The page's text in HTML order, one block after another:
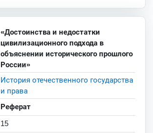
«Достоинства и недостатки
цивилизационного подхода в
объяснении исторического прошлого
России»
История отечественного государства
и права
Реферат
15